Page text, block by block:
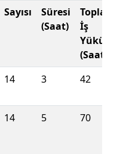
Sayısı
Süresi
(Saat)
Toplam
İş
Yükü
(Saat)
14 3 42
14 5 70